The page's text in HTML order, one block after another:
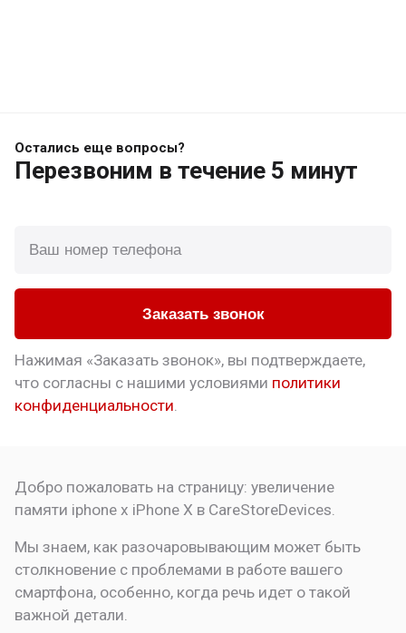
Остались еще вопросы?
Перезвоним в течение 5 минут
Заказать звонок
Нажимая «Заказать звонок», вы подтверждаете,
что согласны с нашими условиями политики
конфиденциальности
Добро пожаловать на страницу:увеличение
памяти iphone x iPhone X в CareStoreDevices.
Мы знаем, как разочаровывающим может быть
столкновение с проблемами в работе вашего
смартфона, особенно, когда речь идет о такой
важной детали.